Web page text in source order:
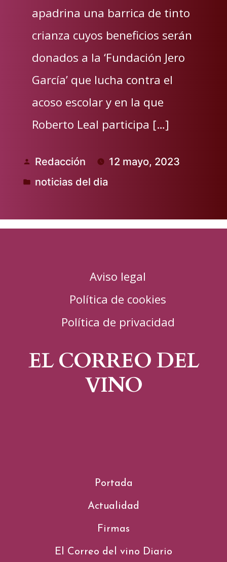
apadrina una barrica de tinto
crianza cuyos beneficios serán
donados a la ‘Fundación Jero
García’ que lucha contra el
acoso escolar y en la que
Roberto Leal participa […]
Publicado
por
Redacción 12 mayo, 2023
Publicado
noticias del dia
Aviso legal
Política de cookies
Política de privacidad
EL CORREO DEL
VINO
Portada
Actualidad
Firmas
El Correo del vino Diario